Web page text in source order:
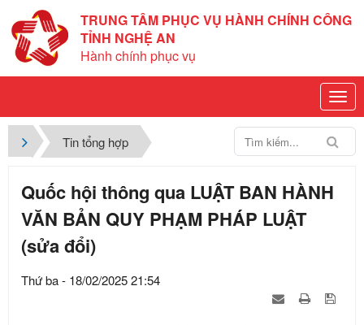
TRUNG TÂM PHỤC VỤ HÀNH CHÍNH CÔNG
TỈNH NGHỆ AN
Hành chính phục vụ
Tin tổng hợp
Quốc hội thông qua LUẬT BAN HÀNH
VĂN BẢN QUY PHẠM PHÁP LUẬT
(sửa đổi)
Thứ ba - 18/02/2025 21:54